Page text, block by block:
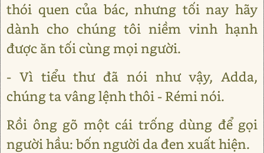
thói quen của bác, nhưng tối nay hãy
dành cho chúng tôi niềm vinh hạnh
được ăn tối cùng mọi người.
- Vì tiểu thư đã nói như vậy, Adda,
chúng ta vâng lệnh thôi - Rémi nói.
Rồi ông gõ một cái trống dùng để gọi
người hầu: bốn người da đen xuất hiện.